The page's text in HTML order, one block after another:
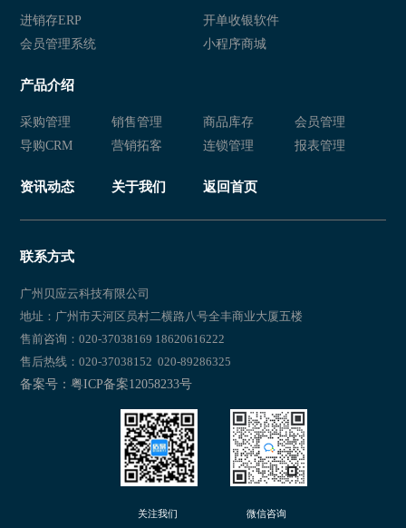
服装行业会员系统 服装行业会员管理软件
服装会员系统
服装连锁店会员系统
服装连锁店会员管理系统
服装行业会员软件有哪些 服装行业会员软件
服装行业会员系统 服装行业会员软件哪个好用
服装行业会员软件免费 服装行业会员管理软件
服装行业会员管理系统 服装行业会员系统推荐
服装行业会员系统有哪些 服装行业会员系统哪个好用
进销存ERP
开单收银软件
会员管理系统
小程序商城
产品介绍
采购管理 销售管理 商品库存
会员管理
导购CRM
营销拓客 连锁管理 报表管理
资讯动态 关于我们 返回首页
联系方式
广州贝应云科技有限公司
地址：广州市天河区员村二横路八号全丰商业大厦五楼
售前咨询：020-37038169 18620616222
售后热线：020-37038152 020-89286325
备案号：粤ICP备案12058233号
关注我们 微信咨询